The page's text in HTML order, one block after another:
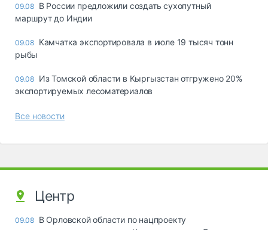
09.08 В России предложили создать сухопутный
маршрут до Индии
09.08 Камчатка экспортировала в июле 19 тысяч тонн
рыбы
09.08 Из Томской области в Кыргызстан отгружено 20%
экспортируемых лесоматериалов
Все новости
Центр
09.08 В Орловской области по нацпроекту